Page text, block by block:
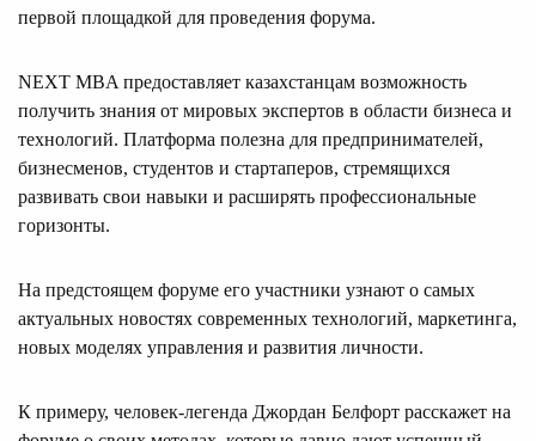
первой площадкой для проведения форума.
NEXT MBA предоставляет казахстанцам возможность
получить знания от мировых экспертов в области бизнеса и
технологий. Платформа полезна для предпринимателей,
бизнесменов, студентов и стартаперов, стремящихся
развивать свои навыки и расширять профессиональные
горизонты.
На предстоящем форуме его участники узнают о самых
актуальных новостях современных технологий, маркетинга,
новых моделях управления и развития личности.
К примеру, человек-легенда Джордан Белфорт расскажет на